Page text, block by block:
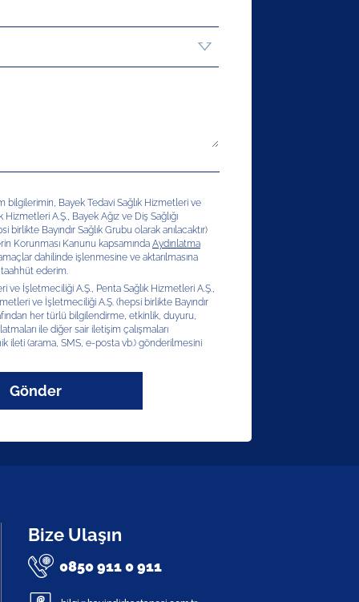
bilgilerimin, Bayek Tedavi Sağlık Hizmetleri ve
A.Ş., Bayek Ağız ve Diş Sağlığı
Bayındır Sağlık Grubu olarak anılacaktır)
Korunması Kanunu kapsamında Aydınlatma
dahilinde işlenmesine ve aktarılmasına
ederim.
ve İşletmeciliği A.Ş., Penta Sağlık Hizmetleri A.Ş.,
ve İşletmeciliği A.Ş. (hepsi birlikte Bayındır
her türlü bilgilendirme, etkinlik, duyuru,
ile diğer sair iletişim çalışmaları
ileti (arama, SMS, e-posta vb.) gönderilmesini
Gönder
Bize Ulaşın
0850 911 0 911